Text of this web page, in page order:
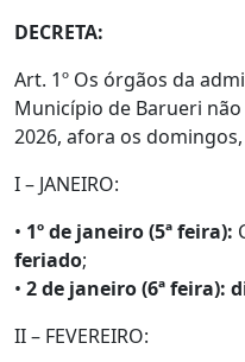
DECRETA:
Art. 1º Os órgãos da
Município de Barueri
2026, afora os
I – JANEIRO:
• 1º de janeiro (5ª feira):
feriado;
• 2 de janeiro (6ª feira):
II – FEVEREIRO: